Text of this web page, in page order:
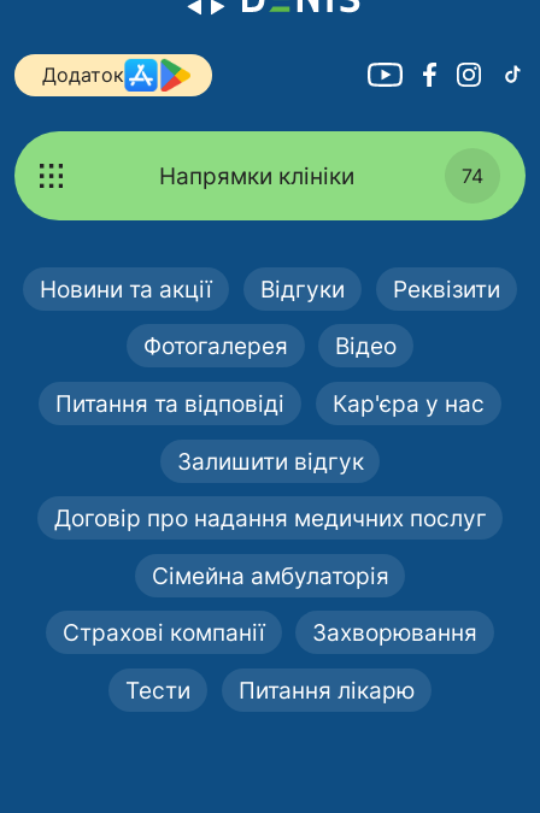
Додаток
Напрямки клініки 74
Новини та акції Відгуки Реквізити
Фотогалерея Відео
Питання та відповіді Кар'єра у нас
Залишити відгук
Договір про надання медичних послуг
Сімейна амбулаторія
Страхові компанії Захворювання
Тести Питання лікарю